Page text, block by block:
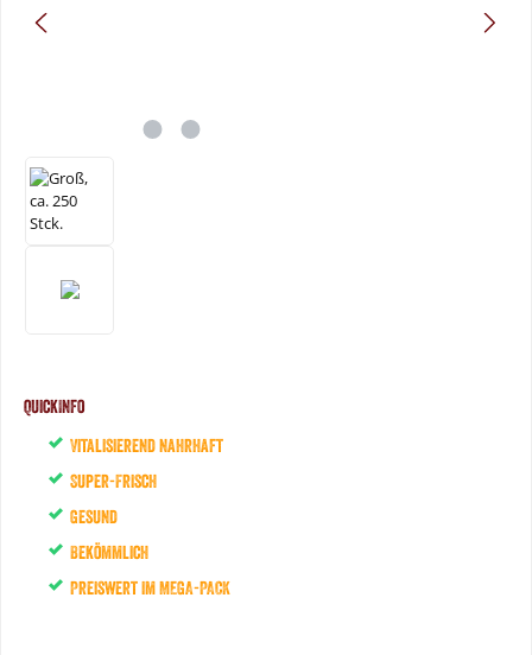
QuickInfo
Vitalisierend nahrhaft
Super-Frisch
Gesund
Bekömmlich
Preiswert im MEGA-PACK